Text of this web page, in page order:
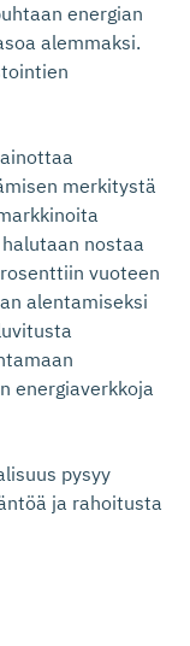
energian
alemmaksi.
merkitystä
nostaa
vuoteen
alentamiseksi
energiaverkkoja
pysyy
ja rahoitusta